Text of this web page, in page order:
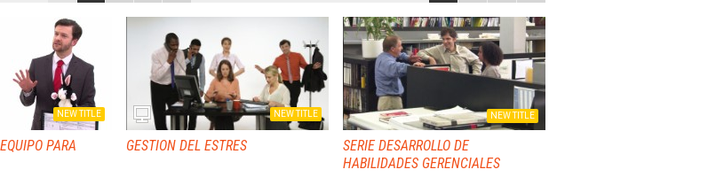
PARA
NEW TITLE
GESTION DEL ESTRES
NEW TITLE
SERIE DESARROLLO DE
HABILIDADES GERENCIALES
NEW TITLE